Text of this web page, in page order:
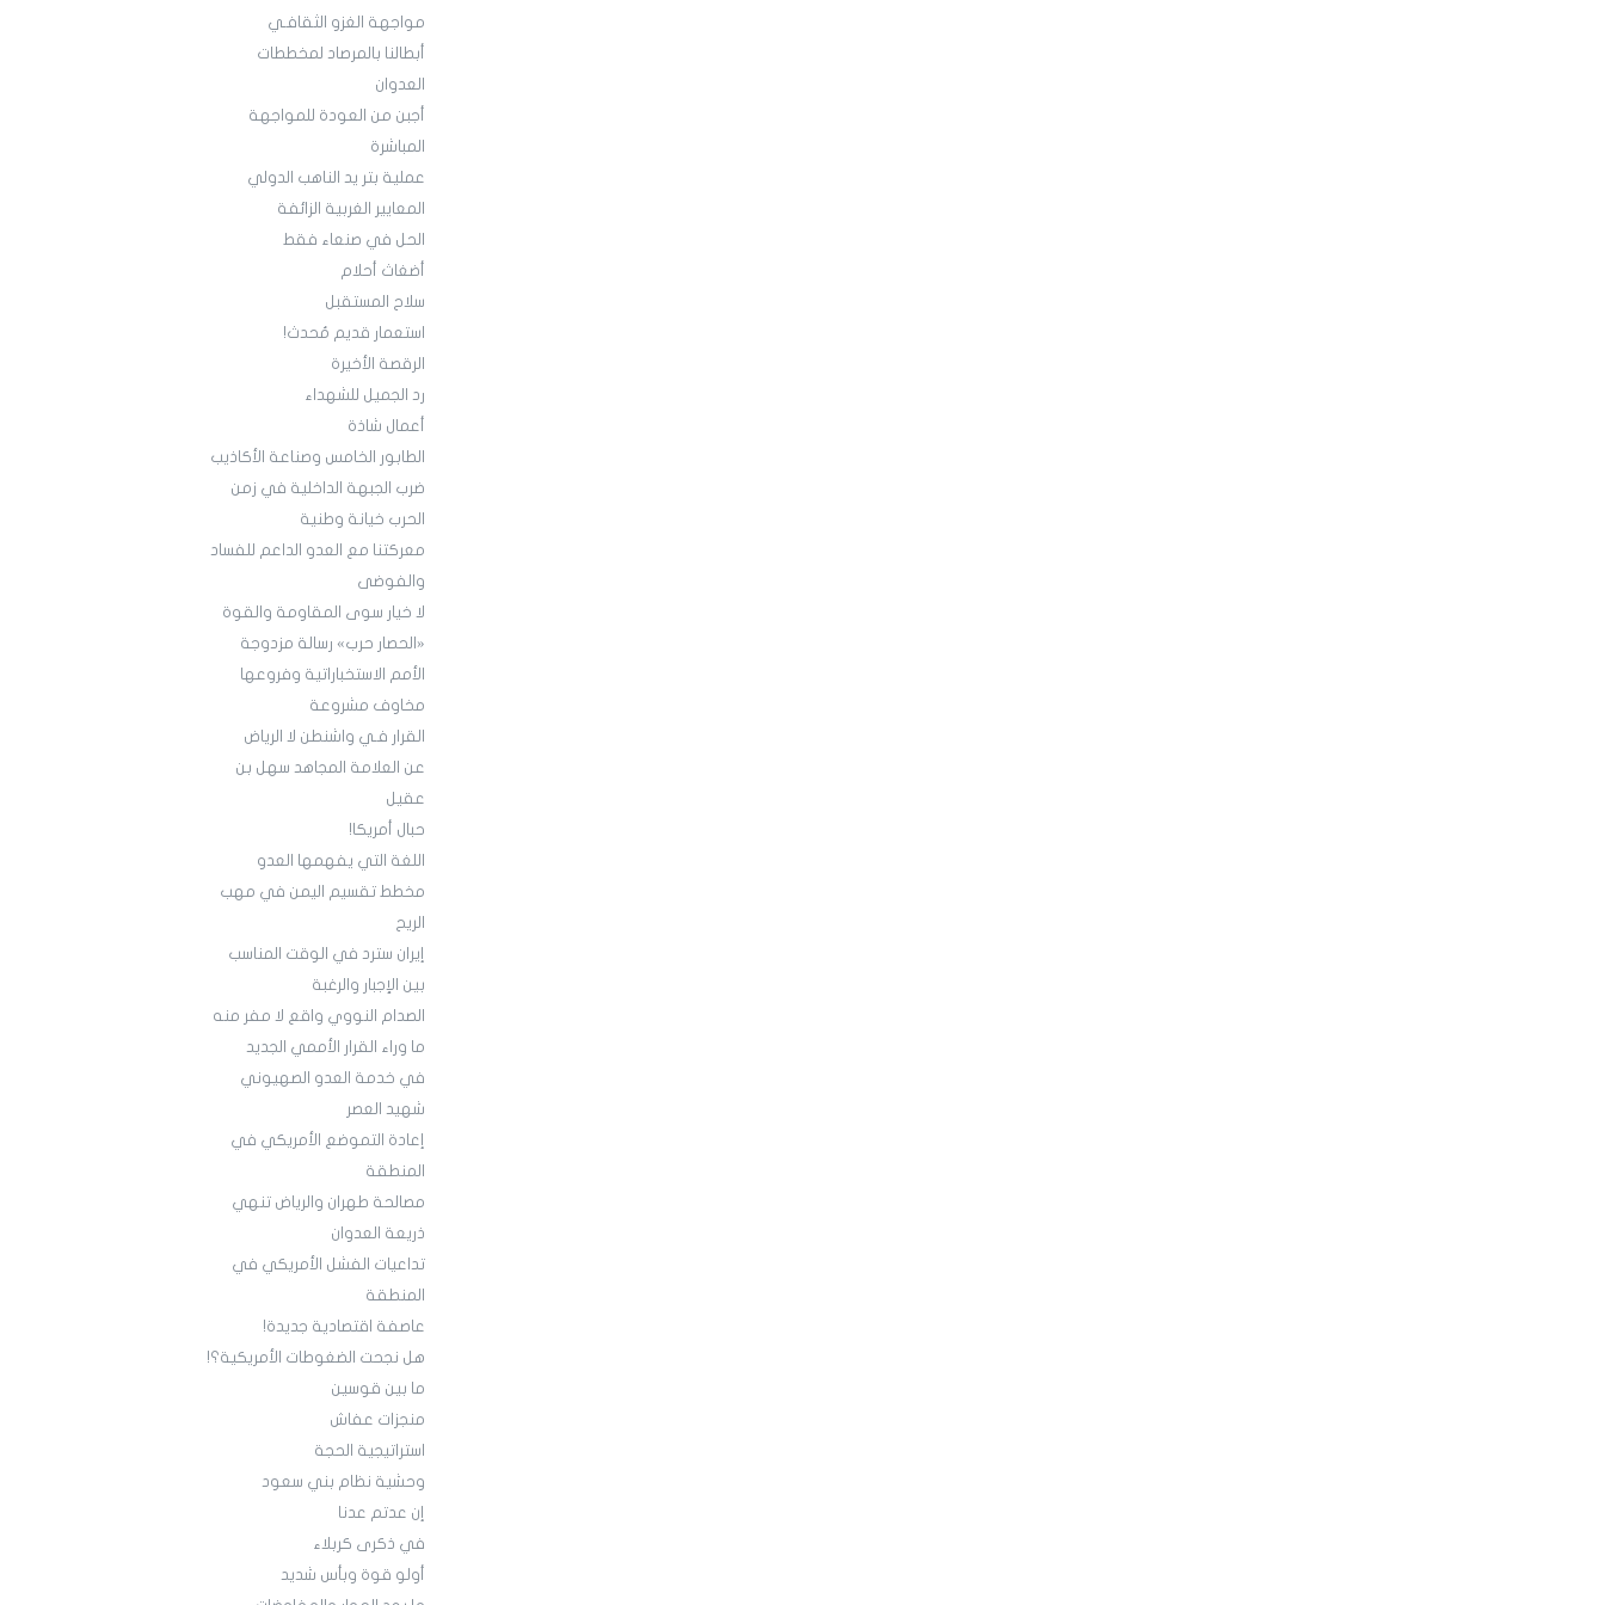
مواجهة الغزو الثقافـي
أبطالنا بالمرصاد لمخططات
العدوان
أجبن من العودة للمواجهة
المباشرة
عملية بتر يد الناهب الدولي
المعايير الغربية الزائفة
الحل في صنعاء فقط
أضغاث أحلام
سلاح المستقبل
استعمار قديم مُحدث!
الرقصة الأخيرة
رد الجميل للشهداء
أعمال شاذة
الطابور الخامس وصناعة الأكاذيب
ضرب الجبهة الداخلية في زمن
الحرب خيانة وطنية
معركتنا مع العدو الداعم للفساد
والفوضى
لا خيار سوى المقاومة والقوة
«الحصار حرب» رسالة مزدوجة
الأمم الاستخباراتية وفروعها
مخاوف مشروعة
القرار فـي واشنطن لا الرياض
عن العلامة المجاهد سهل بن
عقيل
حبال أمريكا!
اللغة التي يفهمها العدو
مخطط تقسيم اليمن في مهب
الريح
إيران سترد في الوقت المناسب
بين الإجبار والرغبة
الصدام النووي واقع لا مفر منه
ما وراء القرار الأممي الجديد
في خدمة العدو الصهيوني
شهيد العصر
إعادة التموضع الأمريكي في
المنطقة
مصالحة طهران والرياض تنهي
ذريعة العدوان
تداعيات الفشل الأمريكي في
المنطقة
عاصفة اقتصادية جديدة!
هل نجحت الضغوطات الأمريكية؟!
ما بين قوسين
منجزات عفاش
استراتيجية الحجة
وحشية نظام بني سعود
إن عدتم عدنا
في ذكرى كربلاء
أولو قوة وبأس شديد